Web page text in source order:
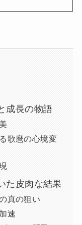
成長の物語
歌麿の心境変
た皮肉な結果
真の狙い
速